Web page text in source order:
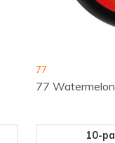
77
77
10-